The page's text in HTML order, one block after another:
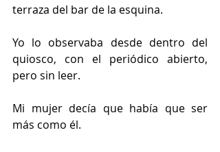
terraza del bar de la esquina.
Yo lo observaba desde dentro del
quiosco, con el periódico abierto,
pero sin leer.
Mi mujer decía que había que ser
más como él.